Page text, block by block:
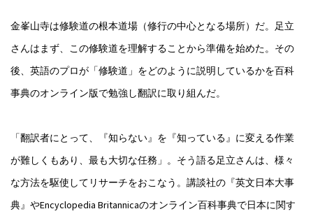
金峯山寺は修験道の根本道場（修行の中心となる場所）だ。足立
さんはまず、この修験道を理解することから準備を始めた。その
後、英語のプロが「修験道」をどのように説明しているかを百科
事典のオンライン版で勉強し翻訳に取り組んだ。
「翻訳者にとって、『知らない』を『知っている』に変える作業
が難しくもあり、最も大切な任務」。そう語る足立さんは、様々
な方法を駆使してリサーチをおこなう。講談社の『英文日本大事
典』やEncyclopedia Britannicaのオンライン百科事典で日本に関す